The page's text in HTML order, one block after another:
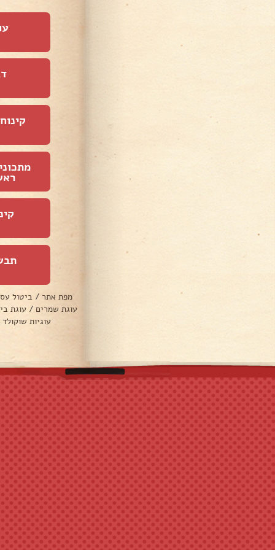
מפת אתר / ביטול
עוגת שמרים / עוגת
עוגיות